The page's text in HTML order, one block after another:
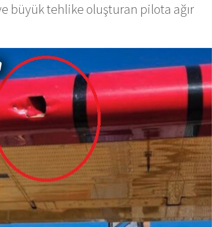
büyük tehlike oluşturan pilota ağır